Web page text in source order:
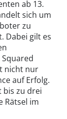
ab 13.
sich um
zu
Dabei gilt es
nicht nur
auf Erfolg.
bis zu drei
Rätsel im